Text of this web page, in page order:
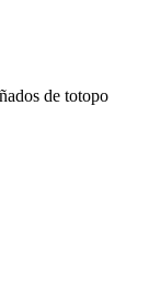
de totopo